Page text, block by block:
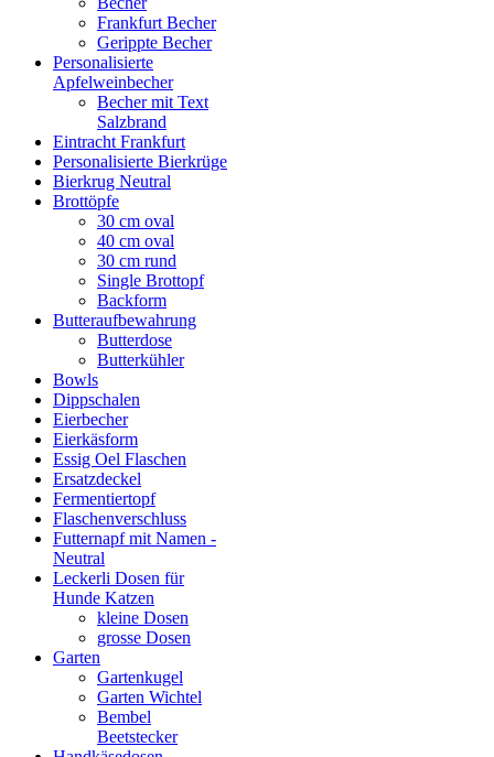
Frankfurt Becher
Gerippte Becher
Personalisierte
Apfelweinbecher
Becher mit Text
Salzbrand
Eintracht Frankfurt
Personalisierte Bierkrüge
Bierkrug Neutral
Brottöpfe
30 cm oval
40 cm oval
30 cm rund
Single Brottopf
Backform
Butteraufbewahrung
Butterdose
Butterkühler
Bowls
Dippschalen
Eierbecher
Eierkäsform
Essig Oel Flaschen
Ersatzdeckel
Fermentiertopf
Flaschenverschluss
Futternapf mit Namen -
Neutral
Leckerli Dosen für
Hunde Katzen
kleine Dosen
grosse Dosen
Garten
Gartenkugel
Garten Wichtel
Bembel
Beetstecker